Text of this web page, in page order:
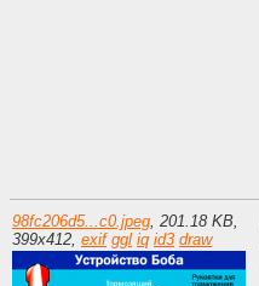
98fc206d5...c0.jpeg, 201.18 KB,
399x412, exif ggl iq id3 draw